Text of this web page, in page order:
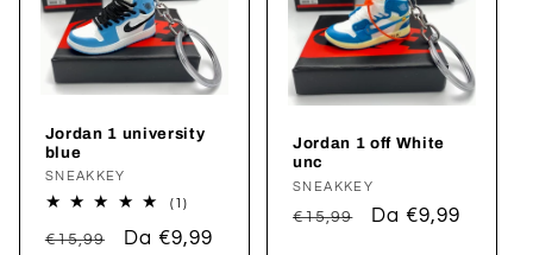
Jordan 1 university
blue
Produttore:
SNEAKKEY
(1)1
totali
Prezzo
€15,99
Prezzo
Da €9,99
Jordan 1 off White
unc
Produttore:
SNEAKKEY
Prezzo
€15,99
Prezzo
Da €9,99